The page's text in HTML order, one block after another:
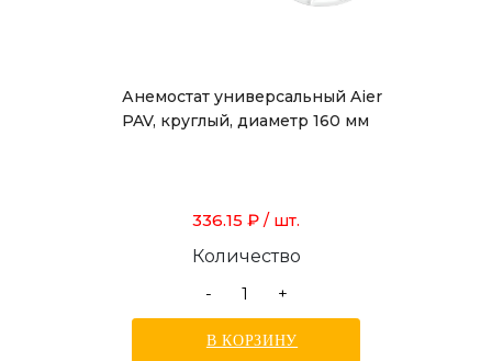
Анемостат универсальный Aier
PAV, круглый, диаметр 160 мм
336.15 ₽ / шт.
Количество
-
+
В КОРЗИНУ